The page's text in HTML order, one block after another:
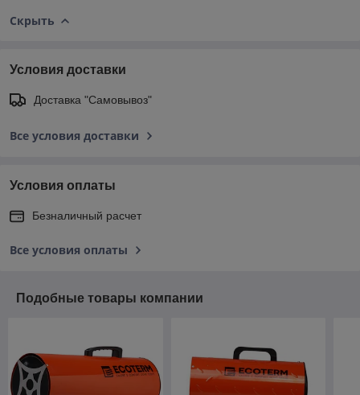
Скрыть
Условия доставки
Доставка "Самовывоз"
Все условия доставки
Условия оплаты
Безналичный расчет
Все условия оплаты
Подобные товары компании